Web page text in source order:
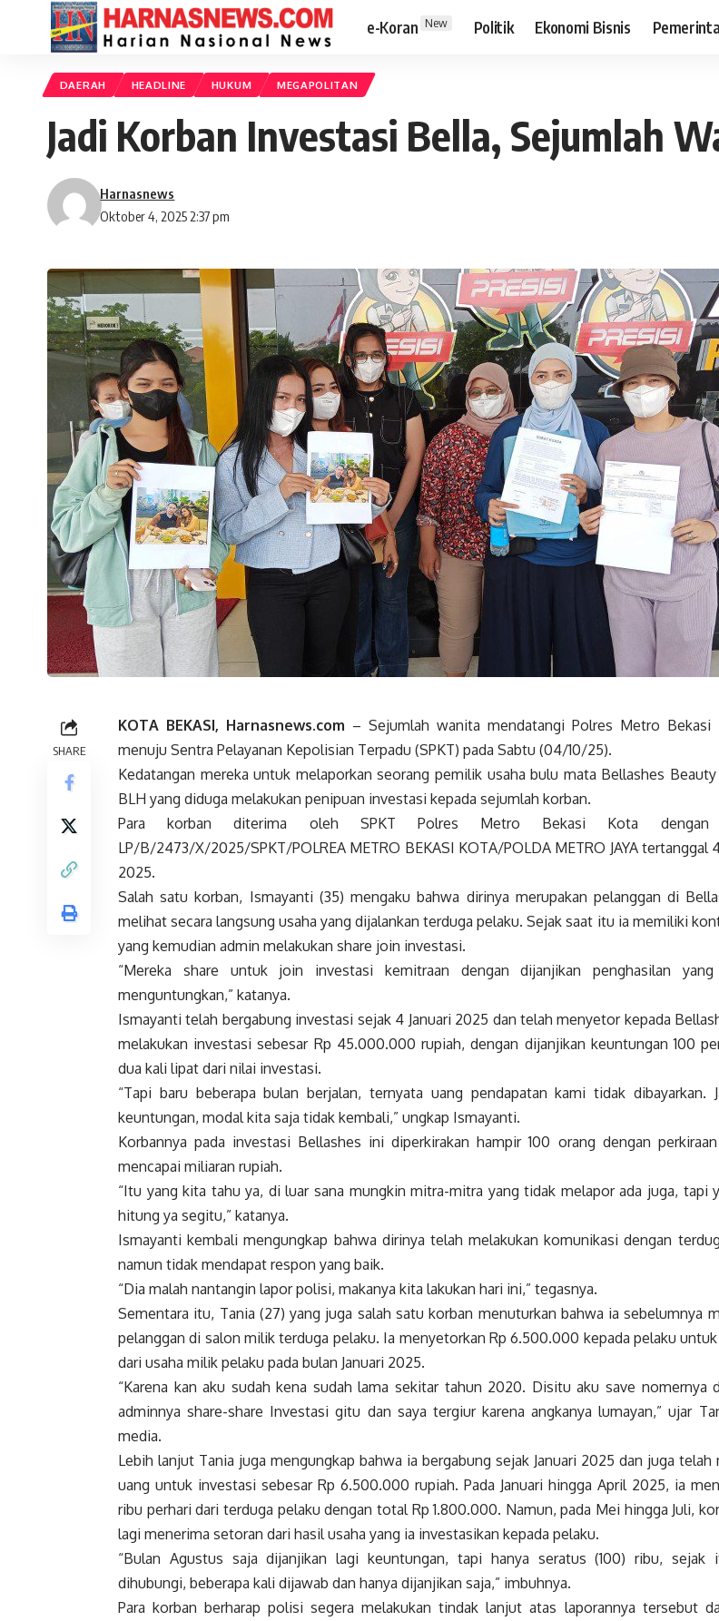
e-Koran New Politik Ekonomi Bisnis
DAERAH HEADLINE HUKUM MEGAPOLITAN
Jadi Korban Investasi Bella, Sejumlah
Oktober 4, 2025 2:37 pm
Harnasnews
SHARE
KOTA BEKASI, Harnasnews.com – Sejumlah wanita mendatangi Polres Metro Bekasi
menuju Sentra Pelayanan Kepolisian Terpadu (SPKT) pada Sabtu (04/10/25).
Kedatangan mereka untuk melaporkan seorang pemilik usaha bulu mata Bellashes
BLH yang diduga melakukan penipuan investasi kepada sejumlah korban.
Para korban diterima oleh SPKT Polres Metro Bekasi Kota dengan
LP/B/2473/X/2025/SPKT/POLREA METRO BEKASI KOTA/POLDA METRO JAYA tertanggal
2025.
Salah satu korban, Ismayanti (35) mengaku bahwa dirinya merupakan pelanggan di
melihat secara langsung usaha yang dijalankan terduga pelaku. Sejak saat itu ia memiliki
yang kemudian admin melakukan share join investasi.
“Mereka share untuk join investasi kemitraan dengan dijanjikan penghasilan yang
menguntungkan,” katanya.
Ismayanti telah bergabung investasi sejak 4 Januari 2025 dan telah menyetor kepada
melakukan investasi sebesar Rp 45.000.000 rupiah, dengan dijanjikan keuntungan 100
dua kali lipat dari nilai investasi.
“Tapi baru beberapa bulan berjalan, ternyata uang pendapatan kami tidak dibayarkan.
keuntungan, modal kita saja tidak kembali,” ungkap Ismayanti.
Korbannya pada investasi Bellashes ini diperkirakan hampir 100 orang dengan
mencapai miliaran rupiah.
“Itu yang kita tahu ya, di luar sana mungkin mitra-mitra yang tidak melapor ada juga, tapi
hitung ya segitu,” katanya.
Ismayanti kembali mengungkap bahwa dirinya telah melakukan komunikasi dengan
namun tidak mendapat respon yang baik.
“Dia malah nantangin lapor polisi, makanya kita lakukan hari ini,” tegasnya.
Sementara itu, Tania (27) yang juga salah satu korban menuturkan bahwa ia sebelumnya
pelanggan di salon milik terduga pelaku. Ia menyetorkan Rp 6.500.000 kepada pelaku
dari usaha milik pelaku pada bulan Januari 2025.
“Karena kan aku sudah kena sudah lama sekitar tahun 2020. Disitu aku save nomernya
adminnya share-share Investasi gitu dan saya tergiur karena angkanya lumayan,” ujar
media.
Lebih lanjut Tania juga mengungkap bahwa ia bergabung sejak Januari 2025 dan juga telah
uang untuk investasi sebesar Rp 6.500.000 rupiah. Pada Januari hingga April 2025, ia
ribu perhari dari terduga pelaku dengan total Rp 1.800.000. Namun, pada Mei hingga Juli,
lagi menerima setoran dari hasil usaha yang ia investasikan kepada pelaku.
“Bulan Agustus saja dijanjikan lagi keuntungan, tapi hanya seratus (100) ribu, sejak
dihubungi, beberapa kali dijawab dan hanya dijanjikan saja,” imbuhnya.
Para korban berharap polisi segera melakukan tindak lanjut atas laporannya tersebut